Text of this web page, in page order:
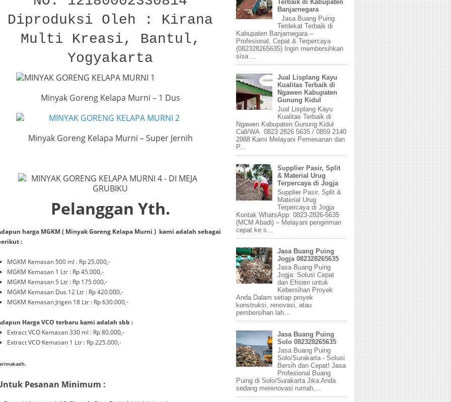
Diproduksi Oleh : Kirana
Multi Kreasi, Bantul,
Yogyakarta
Minyak Goreng Kelapa Murni – 1 Dus
Minyak Goreng Kelapa Murni – Super Jernih
Pelanggan Yth.
harga MGKM ( Minyak Goreng Kelapa Murni ) kami adalah sebagai
:
MGKM Kemasan 500 ml : Rp 25.000,-
MGKM Kemasan 1 Ltr : Rp 45.000,-
MGKM Kemasan 5 Ltr : Rp 175.000,-
MGKM Kemasan Dus 12 Ltr : Rp 420.000,-
MGKM Kemasan Jrigen 18 Ltr : Rp 630.000,-
Harga VCO terbaru kami adalah sbb :
Extract VCO Kemasan 330 ml : Rp 80.000,-
Extract VCO Kemasan 1 Ltr : Rp 225.000,-
Pesanan Minimum :
Terbaik di Kabupaten
Banjarnegara
Jasa Buang Puing
Terdekat Terbaik di
Kabupaten Banjarnegara –
Profesional, Cepat & Terpercaya
(082328265635) Ingin membersihkan
sisa ...
Jual Lisplang Kayu
Kualitas Terbaik di
Ngawen Kabupaten
Gunung Kidul
Jual Lisplang Kayu
Kualitas Terbaik di
Ngawen Kabupaten Gunung Kidul
Call/WA 0823 2826 5635 / 0859 2140
2988 Kami Melayani Pemesanan dan
P...
Supplier Pasir, Split
& Material Urug
Terpercaya di Jogja
Supplier Pasir, Split &
Material Urug
Terpercaya di Jogja
Kontak WhatsApp: 0823-2826-5635
(MCM Abadi) – Melayani pengiriman
cepat ke s...
Jasa Buang Puing
Jogja 082328265635
Jasa Buang Puing
Jogja: Solusi Cepat
dan Efisien untuk
Kebersihan Proyek
Anda Dalam setiap proyek
konstruksi, renovasi, atau
pembersihan lah...
Jasa Buang Puing
Solo 082328265635
Jasa Buang Puing
Solo/Surakarta - Solusi
Bersih dan Cepat! Jasa
Profesional Buang
Puing di Solo/Surakarta Jika Anda
sedang merenovasi rumah,...